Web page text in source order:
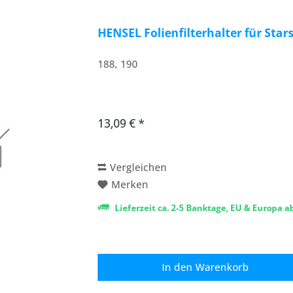
HENSEL Folienfilterhalter für
188, 190
13,09 € *
Vergleichen
Merken
Lieferzeit ca. 2-5 Banktage, EU & Europa
In den Warenkorb